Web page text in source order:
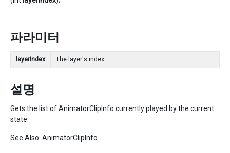
파라미터
layerIndex The layer's index.
설명
Gets the list of AnimatorClipInfo currently played by the current
state.
See Also: AnimatorClipInfo